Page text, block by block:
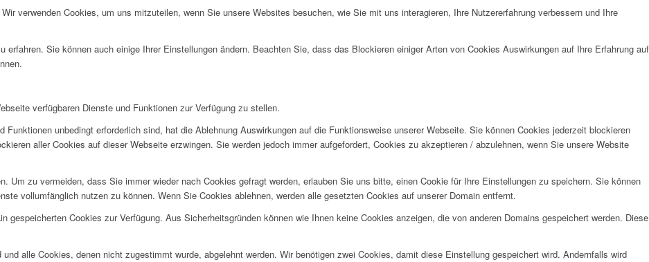
verwenden Cookies, um uns mitzuteilen, wenn Sie unsere Websites besuchen, wie Sie mit uns interagieren, Ihre Nutzererfahrung verbessern und Ihre
Sie können auch einige Ihrer Einstellungen ändern. Beachten Sie, dass das Blockieren einiger Arten von Cookies Auswirkungen auf Ihre Erfahrung auf
verfügbaren Dienste und Funktionen zur Verfügung zu stellen.
unbedingt erforderlich sind, hat die Ablehnung Auswirkungen auf die Funktionsweise unserer Webseite. Sie können Cookies jederzeit blockieren
aller Cookies auf dieser Webseite erzwingen. Sie werden jedoch immer aufgefordert, Cookies zu akzeptieren / abzulehnen, wenn Sie unsere Website
Um zu vermeiden, dass Sie immer wieder nach Cookies gefragt werden, erlauben Sie uns bitte, einen Cookie für Ihre Einstellungen zu speichern. Sie können
vollumfänglich nutzen zu können. Wenn Sie Cookies ablehnen, werden alle gesetzten Cookies auf unserer Domain entfernt.
gespeicherten Cookies zur Verfügung. Aus Sicherheitsgründen können wie Ihnen keine Cookies anzeigen, die von anderen Domains gespeichert werden. Diese
alle Cookies, denen nicht zugestimmt wurde, abgelehnt werden. Wir benötigen zwei Cookies, damit diese Einstellung gespeichert wird. Andernfalls wird